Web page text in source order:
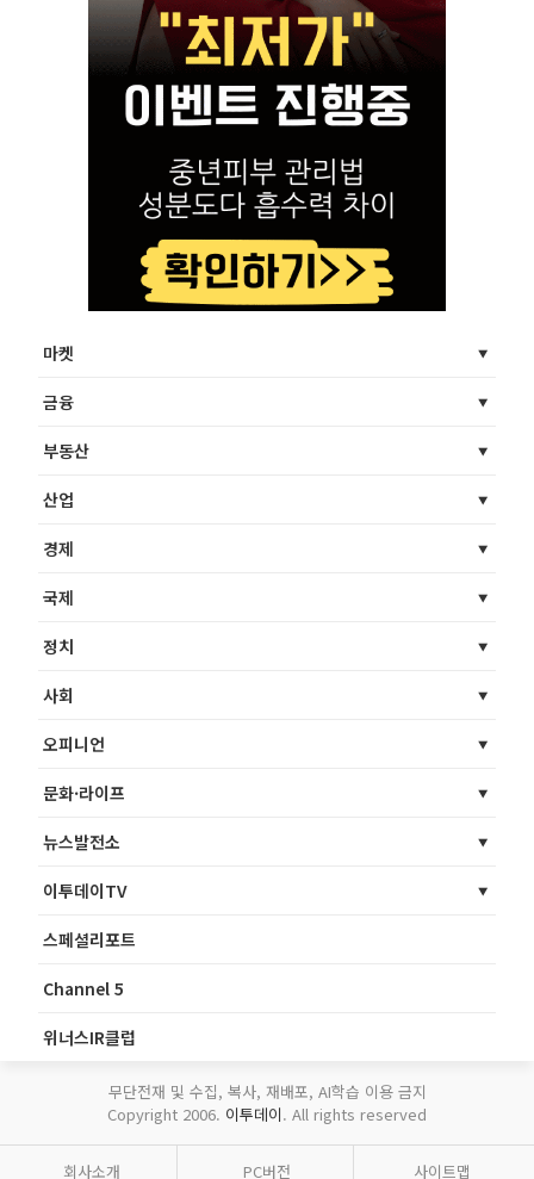
마켓
금융
부동산
산업
경제
국제
정치
사회
오피니언
문화·라이프
뉴스발전소
이투데이TV
스페셜리포트
Channel 5
위너스IR클럽
무단전재 및 수집, 복사, 재배포, AI학습 이용 금지
Copyright 2006. 이투데이. All rights reserved
회사소개 PC버전 사이트맵